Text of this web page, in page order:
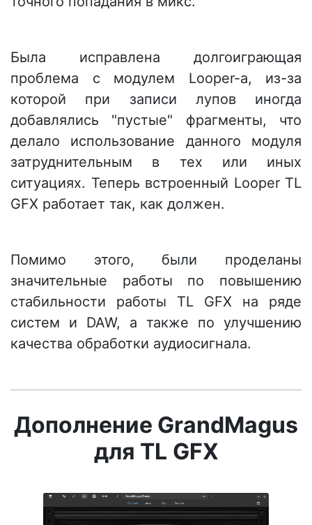
Была исправлена долгоиграющая
проблема с модулем Looper-а, из-за
которой при записи лупов иногда
добавлялись "пустые" фрагменты, что
делало использование данного модуля
затруднительным в тех или иных
ситуациях. Теперь встроенный Looper TL
GFX работает так, как должен.
Помимо этого, были проделаны
значительные работы по повышению
стабильности работы TL GFX на ряде
систем и DAW, а также по улучшению
качества обработки аудиосигнала.
Дополнение GrandMagus
для TL GFX